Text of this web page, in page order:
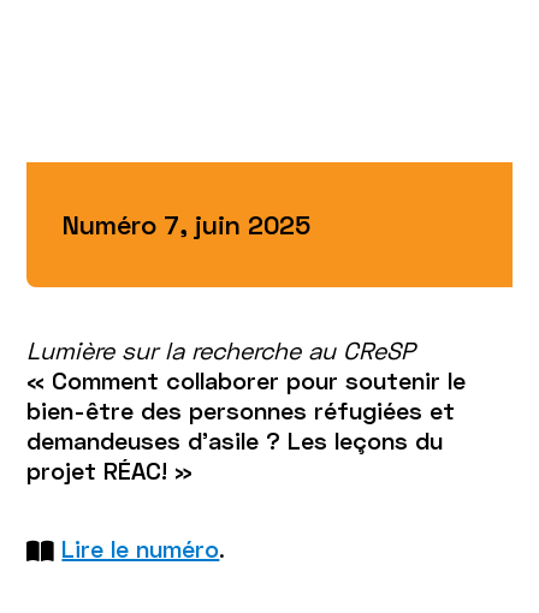
Numéro 7, juin 2025
Lumière sur la recherche au CReSP
« Comment collaborer pour soutenir le
bien-être des personnes réfugiées et
demandeuses d’asile ? Les leçons du
projet RÉAC! »
Lire le numéro.